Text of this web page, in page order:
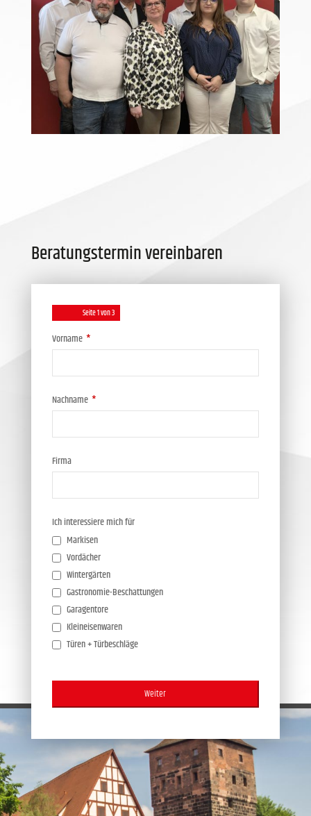
Beratungstermin vereinbaren
Seite1von 3
Vorname *
Nachname *
Firma
Ich interessiere mich für
Markisen
Vordächer
Wintergärten
Gastronomie-Beschattungen
Garagentore
Kleineisenwaren
Türen + Türbeschläge
Weiter